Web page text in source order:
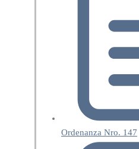
Ordenanza Nro. 147